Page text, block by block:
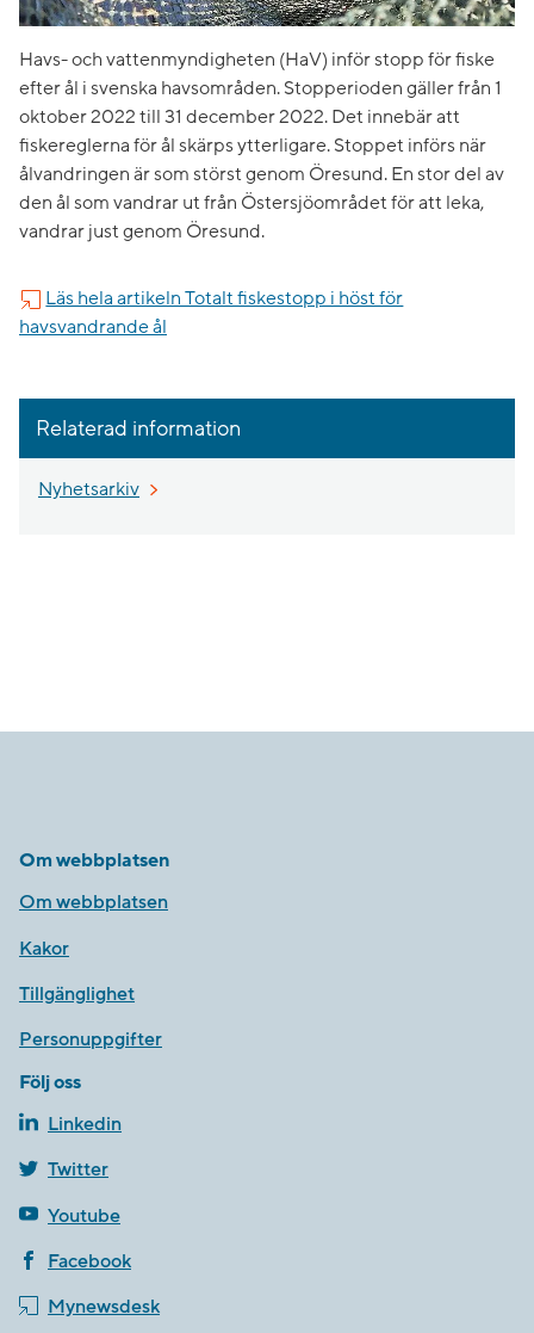
Havs- och vattenmyndigheten (HaV) inför stopp för fiske
efter ål i svenska havsområden. Stopperioden gäller från 1
oktober 2022 till 31 december 2022. Det innebär att
fiskereglerna för ål skärps ytterligare. Stoppet införs när
ålvandringen är som störst genom Öresund. En stor del av
den ål som vandrar ut från Östersjöområdet för att leka,
vandrar just genom Öresund.
Läs hela artikeln Totalt fiskestopp i höst för
havsvandrande ål
Relaterad information
Nyhetsarkiv
Om webbplatsen
Om webbplatsen
Kakor
Tillgänglighet
Personuppgifter
Följ oss
Linkedin
Twitter
Youtube
Facebook
Mynewsdesk